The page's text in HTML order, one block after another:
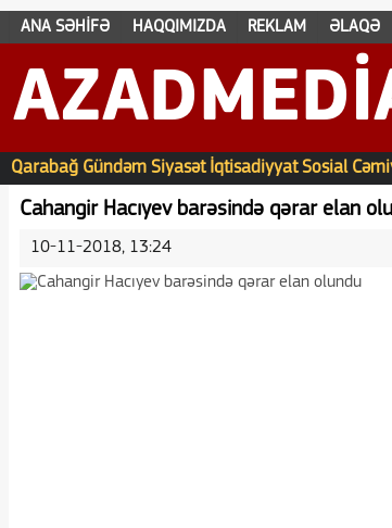
ANA SƏHİFƏ HAQQIMIZDA REKLAM ƏLAQƏ
Qarabağ Gündəm Siyasət İqtisadiyyat Sosial
Cahangir Hacıyev barəsində qərar elan
10-11-2018, 13:24